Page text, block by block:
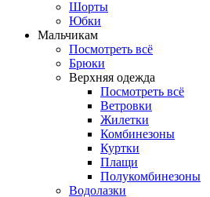
Шорты
Юбки
Мальчикам
Посмотреть всё
Брюки
Верхняя одежда
Посмотреть всё
Ветровки
Жилетки
Комбинезоны
Куртки
Плащи
Полукомбинезоны
Водолазки